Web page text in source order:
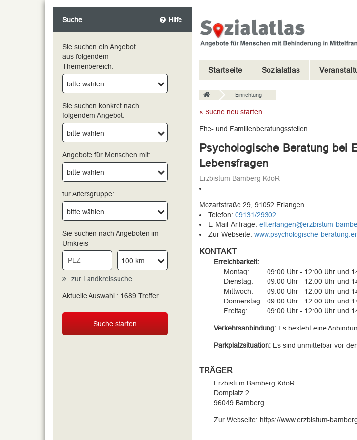
Suche Hilfe
Sie suchen ein Angebot
aus folgendem
Themenbereich:
bitte wählen
Sie suchen konkret nach
folgendem Angebot:
bitte wählen
Angebote für Menschen mit:
bitte wählen
für Altersgruppe:
bitte wählen
Sie suchen nach Angeboten im
Umkreis:
100 km
zur Landkreissuche
bitte wählen
Aktuelle Auswahl : 1689 Treffer
Suche starten
Startseite Sozialatlas
Einrichtung
« Suche neu starten
Ehe- und Familienberatungsstellen
Psychologische Beratung bei
Lebensfragen
Erzbistum Bamberg KdöR
Mozartstraße 29, 91052 Erlangen
Telefon: 09131/29302
E-Mail-Anfrage: efl.erlangen@erzbistum-
Zur Webseite: www.psychologische-
KONTAKT
Erreichbarkeit:
Montag:
09:00 Uhr - 12:00 Uhr und
Dienstag:
09:00 Uhr - 12:00 Uhr und
Mittwoch:
09:00 Uhr - 12:00 Uhr und
Donnerstag:
09:00 Uhr - 12:00 Uhr und
Freitag:
09:00 Uhr - 12:00 Uhr und
Verkehrsanbindung:Es besteht eine
Parkplatzsituation:Es sind unmittelbar vor
TRÄGER
Erzbistum Bamberg KdöR
Domplatz 2
96049 Bamberg
Zur Webseite: https://www.erzbistum-